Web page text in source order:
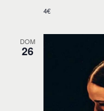
4€
DOM
26